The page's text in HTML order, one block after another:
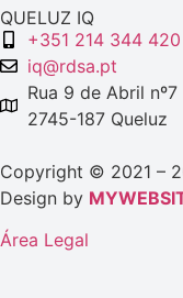
QUELUZ IQ
+351 214 344 420
iq@rdsa.pt
Rua 9 de Abril nº7
2745-187 Queluz
Copyright © 2021 –
Design by
Área Legal